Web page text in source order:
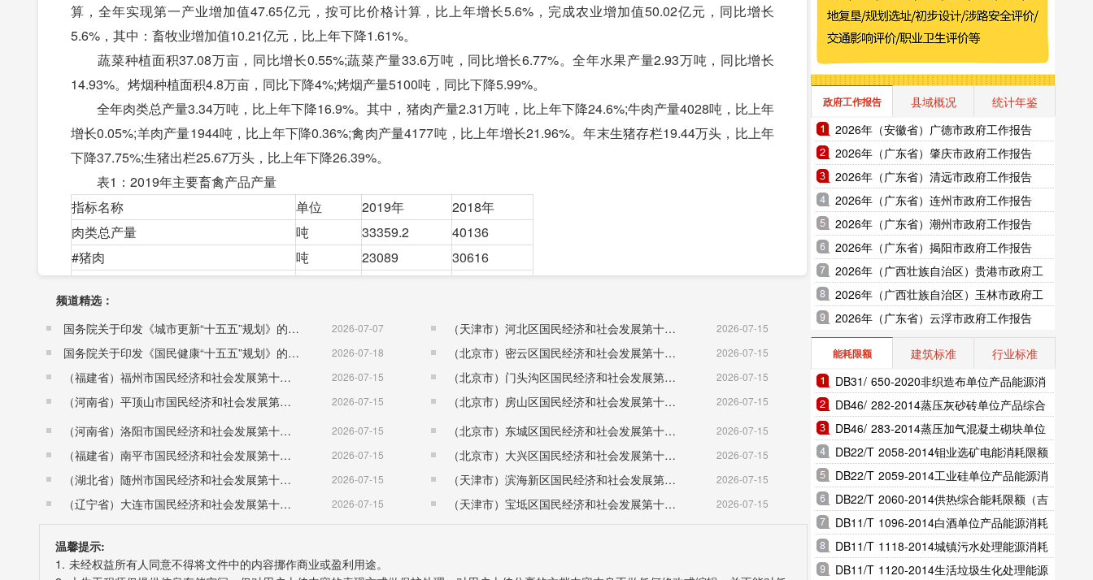
算，全年实现第一产业增加值47.65亿元，按可比价格计算，比上年增长5.6%，完成农业增加值50.02亿元，同比增长
5.6%，其中：畜牧业增加值10.21亿元，比上年下降1.61%。
蔬菜种植面积37.08万亩，同比增长0.55%;蔬菜产量33.6万吨，同比增长6.77%。全年水果产量2.93万吨，同比增长
14.93%。烤烟种植面积4.8万亩，同比下降4%;烤烟产量5100吨，同比下降5.99%。
全年肉类总产量3.34万吨，比上年下降16.9%。其中，猪肉产量2.31万吨，比上年下降24.6%;牛肉产量4028吨，比上年
增长0.05%;羊肉产量1944吨，比上年下降0.36%;禽肉产量4177吨，比上年增长21.96%。年末生猪存栏19.44万头，比上年
下降37.75%;生猪出栏25.67万头，比上年下降26.39%。
表1：2019年主要畜禽产品产量
指标名称
单位 2019年
2018年
肉类总产量
吨 33359.2
40136
#猪肉
吨 23089
30616
羊肉
禽肉
吨 4177
3425
禽蛋
吨 5235
5845
猪出栏
256712
348742
牛出栏
头头 31280
31710
羊出栏
只只 114758
116160
家禽出栏
2447540
2010201
全年水产品产量实现产值690万元，同比下降1.18%。
三、工业和建筑业
增加值增速完成2.8%。
频道精选：
国务院关于印发《城市更新“十五五”规划》的通知（国发〔2026〕12号）
2026-07-07
国务院关于印发《国民健康“十五五”规划》的通知 （国发〔2026〕23号） 2026-07-18
（福建省）福州市国民经济和社会发展第十五个五年规划纲要 2026-07-15
（河南省）平顶山市国民经济和社会发展第十五个五年规划纲要 2026-07-15
（河南省）洛阳市国民经济和社会发展第十五个五年规划纲要 2026-07-15
（福建省）南平市国民经济和社会发展第十五个五年规划纲要 2026-07-15
（湖北省）随州市国民经济和社会发展第十五个五年规划纲要 2026-07-15
（辽宁省）大连市国民经济和社会发展第十五个五年规划纲要 2026-07-15
（天津市）河北区国民经济和社会发展第十五个五年规划纲要 2026-07-15
（北京市）密云区国民经济和社会发展第十五个五年规划纲要 2026-07-15
（北京市）门头沟区国民经济和社会发展第十五个五年规划纲要 2026-07-15
（北京市）房山区国民经济和社会发展第十五个五年规划纲要 2026-07-15
（北京市）东城区国民经济和社会发展第十五个五年规划纲要 2026-07-15
（北京市）大兴区国民经济和社会发展第十五个五年规划纲要 2026-07-15
（天津市）滨海新区国民经济和社会发展第十五个五年规划纲要 2026-07-15
（天津市）宝坻区国民经济和社会发展第十五个五年规划纲要 2026-07-15
温馨提示:
1. 未经权益所有人同意不得将文件中的内容挪作商业或盈利用途。
政府工作报告 县域概况
统计年鉴
2026年（安徽省）广德市政府工作报告
2026年（广东省）肇庆市政府工作报告
2026年（广东省）清远市政府工作报告
2026年（广东省）连州市政府工作报告
2026年（广东省）潮州市政府工作报告
2026年（广东省）揭阳市政府工作报告
2026年（广西壮族自治区）贵港市政府工
作报告
2026年（广西壮族自治区）玉林市政府工
作报告
2026年（广东省）云浮市政府工作报告
能耗限额 建筑标准
行业标准
DB31/ 650-2020非织造布单位产品能源消
耗限额（上海市地方标准）
DB46/ 282-2014蒸压灰砂砖单位产品综合
能耗和电耗限额（海南省地方标准）
DB46/ 283-2014蒸压加气混凝土砌块单位
产品综合能耗和电耗限额（海南省地方标
准）
DB22/T 2058-2014钼业选矿电能消耗限额
（吉林省地方标准）
DB22/T 2059-2014工业硅单位产品能源消
耗限额（吉林省地方标准）
DB22/T 2060-2014供热综合能耗限额（吉
林省地方标准）
DB11/T 1096-2014白酒单位产品能源消耗
限额（北京市地方标准）
DB11/T 1118-2014城镇污水处理能源消耗
限额（北京市地方标准）
DB11/T 1120-2014生活垃圾生化处理能源